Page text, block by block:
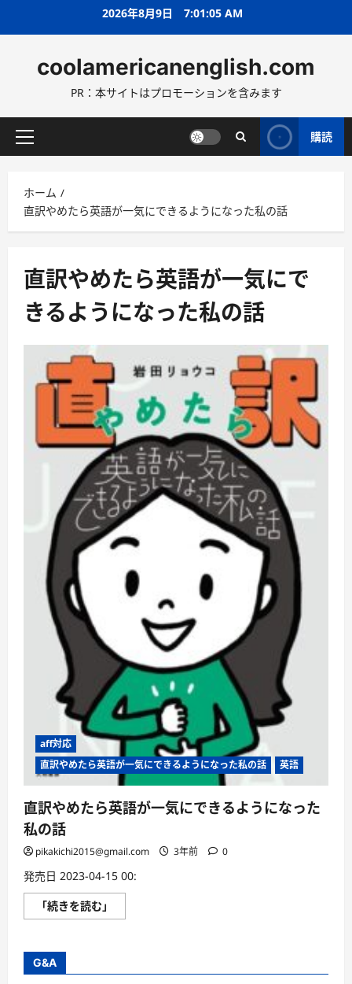
ス
ッ
2026年8月9日 7:01:06 AM
coolamericanenglish.com
PR：本サイトはプロモーションを含みます
メ
メ
ニ
ュ
購読
ホーム
直訳やめたら英語が一気にできるようになった私の話
直訳やめたら英語が一気にで
きるようになった私の話
aff対応
直訳やめたら英語が一気にできるようになった私の話
英語
直訳やめたら英語が一気にできるようになった
私の話
pikakichi2015@gmail.com 3年前 0
発売日 2023-04-15 00:
「続きを読む」
訳
英
G&A